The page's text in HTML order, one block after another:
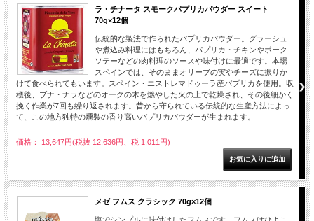
ラ・チナータ スモークパプリカパウダー スイート
70g×12個
伝統的な製法で作られたパプリカパウダー。グラーシュ
や煮込み料理にはもちろん、パプリカ・チキンやポーク
ソテーなどの肉料理のソースや味付けに最適です。本場
スペインでは、そのままオリーブの実やチーズに振りか
けて食べられてもいます。スペイン・エストレマドゥーラ産パプリカを使用。収
穫後、ブナ・ナラなどのオークの木を燃やした火の上で乾燥され、その後細かく
挽く作業が7回も繰り返されます。昔から守られている伝統的な生産方法によっ
て、この地方独特の燻製の香り高いパプリカパウダーが生まれます。
価格： 13,647円(税抜 12,636円、税 1,011円)
メゼ フムス クラシック 70g×12個